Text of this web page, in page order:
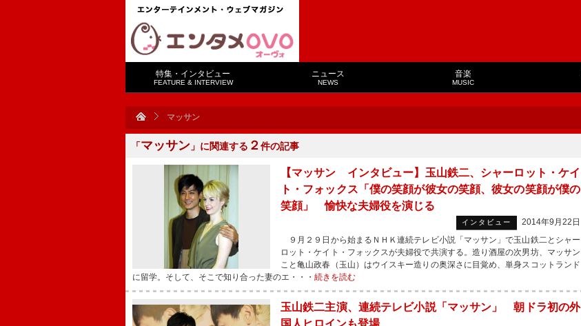
特集・インタビュー
FEATURE & INTERVIEW
ニュース
NEWS
音楽
MUSIC
マッサン
「マッサン 」に関連する ２件の記事
【マッサン インタビュー】玉山鉄二、シャーロット・ケイ
ト・フォックス「僕の笑顔が彼女の笑顔、彼女の笑顔が僕の
笑顔」 愉快な夫婦役を演じる
インタビュー
2014年9月22日
９月２９日から始まるＮＨＫ連続テレビ小説「マッサン」で玉山鉄二とシャー
ロット・ケイト・フォックスが夫婦役で共演する。造り酒屋の次男坊、マッサン
こと亀山政春（玉山）はウイスキー造りの奥深さに目覚め、単身スコットランド
に留学。そして、そこで知り合った妻のエ・・・ 続きを読む
玉山鉄二主演、連続テレビ小説「マッサン」 朝ドラ初の外
国人ヒロインも登場